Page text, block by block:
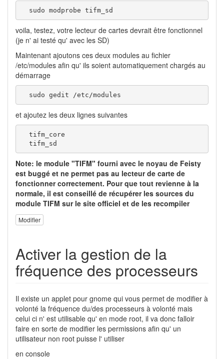
  sudo modprobe tifm_sd
voila, testez, votre lecteur de cartes devrait être fonctionnel
(je n' ai testé qu' avec les SD)
Maintenant ajoutons ces deux modules au fichier
/etc/modules afin qu' ils soient automatiquement chargés au
démarrage
  sudo gedit /etc/modules
et ajoutez les deux lignes suivantes
  tifm_core
  tifm_sd
Note: le module "TIFM" fourni avec le noyau de Feisty
est buggé et ne permet pas au lecteur de carte de
fonctionner correctement. Pour que tout revienne à la
normale, il est conseillé de récupérer les sources du
module TIFM sur le site officiel et de les recompiler
Modifier
Activer la gestion de la
fréquence des processeurs
Il existe un applet pour gnome qui vous permet de modifier à
volonté la fréquence du/des processeurs à volonté mais
celui ci n' est utilisable qu' en mode root, il va donc falloir
faire en sorte de modifier les permissions afin qu' un
utilisateur non root puisse l' utiliser
en console